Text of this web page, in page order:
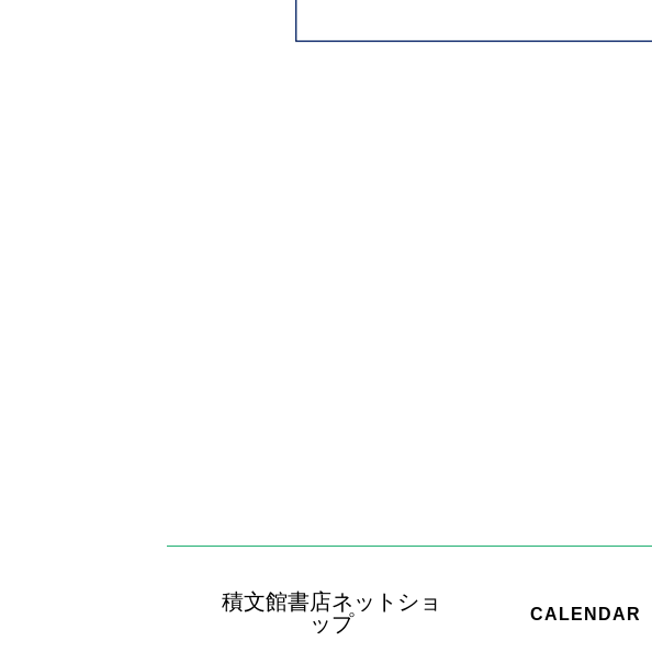
積文館書店ネットショ
ップ
CALENDAR